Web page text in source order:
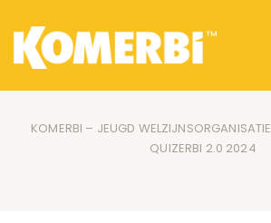
KOMERBI – JEUGD WELZIJNSORGANISATIE
QUIZERBI 2.0 2024